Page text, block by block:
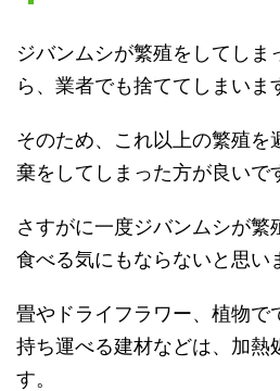
ジバンムシが繁殖をしてしま
ら、業者でも捨ててしまいま
そのため、これ以上の繁殖を
棄をしてしまった方が良いで
さすがに一度ジバンムシが繁
食べる気にもならないと思い
畳やドライフラワー、植物で
持ち運べる建材などは、加熱
す。